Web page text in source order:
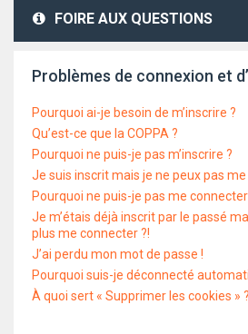
FOIRE AUX QUESTIONS
Problèmes de connexion et
Pourquoi ai-je besoin de m’inscrire ?
Qu’est-ce que la COPPA ?
Pourquoi ne puis-je pas m’inscrire ?
Je suis inscrit mais je ne peux pas
Pourquoi ne puis-je pas me connecter
Je m’étais déjà inscrit par le passé
plus me connecter ?!
J’ai perdu mon mot de passe !
Pourquoi suis-je déconnecté
À quoi sert « Supprimer les cookies » ?